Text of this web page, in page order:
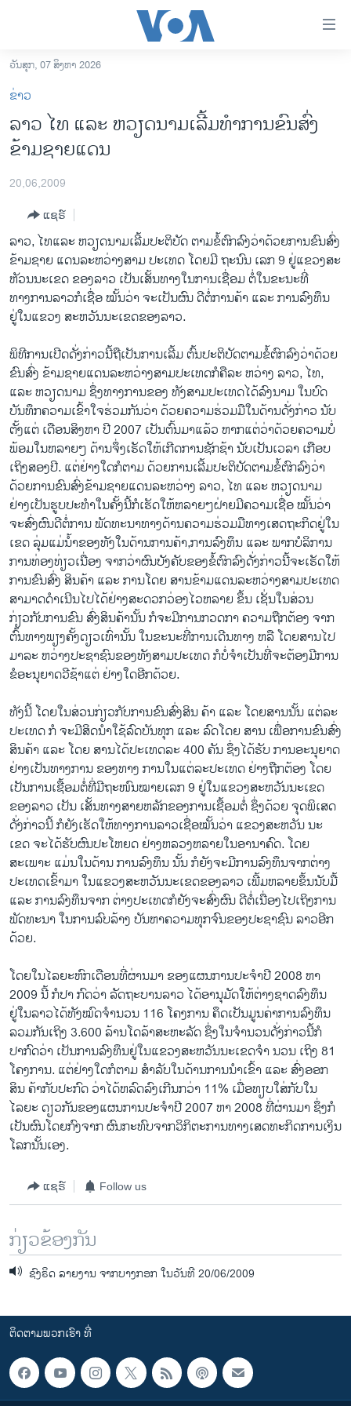
ເຂົ້າ
ຫາ
ຂ້າມ
ຂ້າມ
ຫາ
ອາເມຣິກາ
ຂ່າວ​ຈີນ
ໂລກ
ເອເຊຍ
ອິດສະຫຼະພາບດ້ານການຂ່າວ
ຊີວິດຊາວລາວ
ວິທະຍາສາດ-ເທັກໂນໂລຈີ
ທຸລະກິດ
ພາສາອັງກິດ
ວີດີໂອ
ສຽງ
ລາຍການກະຈາຍສຽງ
ລາຍງານ
ຕິດຕາມພວກເຮົາ ທີ່
ພາສາຕ່າງໆ
ວັນສຸກ, 07 ສິງຫາ 2026
ຂ່າວ
ລາວ ໄທ ແລະ ຫວຽດນາມເລີ້ມທຳການຂົນສົ່ງ
ຂ້າມຊາຍແດນ
20,06,2009
ແຊຣ໌
ລາວ, ໄທ ​ແລະ ຫວຽດນາມເລີ້ມປະຕິບັດ ຕາມຂໍ້ຕົກລົງວ່າດ້ວຍການຂົນສົ່ງ
ຂ້າມຊາຍ ແດນລະຫວ່າງສາມ ປະເທດ ໂດຍມີ ຖະນົນ ເລກ 9 ຢູ່ແຂວງສະ
ຫັວນນະເຂດ ຂອງລາວ ເປັນເສັ້ນທາງໃນການເຊື່ອມ ຕໍ່ໃນຂະນະທີ່
ທາງການລາວກໍເຊື່ອ ໝັ້ນວ່າ ຈະເປັນຜົນ ດີຕໍ່ການຄ້າ ແລະ ການລົງທຶນ
ຢູ່ໃນແຂວງ ສະຫວັນນະເຂດຂອງລາວ.
ພິທີການເປີດດັ່ງກ່າວນີ້ຖືເປັນການເລີ້ມ ຕົ້ນປະຕິບັດຕາມຂໍ້ຕົກລົງວ່າດ້ວຍ
ຂົນສົ່ງ ຂ້າມຊາຍແດນລະຫວ່າງສາມປະເທດກໍຄືລະ ຫວ່າງ ລາວ, ໄທ,
ແລະ ຫວຽດນາມ ຊຶ່ງທາງການຂອງ ທັງສາມປະເທດໄດ້ລົງນາມ ໃນບົດ
ບັນທຶກຄວາມເຂົ້າໃຈຮ່ວມກັນວ່າ ດ້ວຍຄວາມຮ່ວມມືໃນດ້ານດັ່ງກ່າວ ນັບ
ຕັ້ງແຕ່ ເດືອນສິງຫາ ປີ 2007 ເປັນຕົ້ນມາແລ້ວ ຫາກແຕ່ວ່າດ້ວຍຄວາມບໍ່
ພ້ອມໃນຫລາຍໆ ດ້ານຈຶ່ງເຮັດໃຫ້ເກີດການຊັກຊ້າ ນັບເປັນເວລາ ເກືອບ
ເຖິງສອງປີ. ແຕ່ຢ່າງໃດກໍຕາມ ດ້ວຍການເລີ້ມປະຕິບັດຕາມຂໍ້ຕົກລົງວ່າ
ດ້ວຍການຂົນສົ່ງຂ້າມຊາຍແດນລະຫວ່າງ ລາວ, ໄທ ແລະ ຫວຽດນາມ
ຢ່າງເປັນຮູບປະທຳໃນຄັ້ງນີ້ກໍເຮັດໃຫ້ຫລາຍໆຝ່າຍມີຄວາມເຊື່ອ ໝັ້ນວ່າ
ຈະສົ່ງຜົນດີຕໍ່ການ ພັດທະນາທາງດ້ານຄວາມຮ່ວມມືທາງເສດຖະກິດຢູ່ໃນ
ເຂດ ລຸ່ມແມ່ນ້ຳຂອງທັງໃນດ້ານການຄ້າ,ການລົງທຶນ ແລະ ພາກບໍລິການ
ການທ່ອງທ່ຽວເນື່ອງ ຈາກວ່າຜົນບັງຄັບຂອງຂໍ້ຕົກລົງດັ່ງກ່າວນີ້ຈະເຮັດໃຫ້
ການຂົນສົ່ງ ສິນຄ້າ ແລະ ການໂດຍ ສານຂ້າມແດນລະຫວ່າງສາມປະເທດ
ສາມາດດຳເນີນໄປໄດ້ຢ່າງສະດວກວ່ອງໄວຫລາຍ ຂຶ້ນ ເຊັ່ນໃນສ່ວນ
ກ່ຽວກັບການຂົນ ສົ່ງສິນຄ້ານັ້ນ ກໍຈະມີການກວດກາ ຄວາມຖືກຕ້ອງ ຈາກ
ຕົ້ນທາງພຽງຄັ້ງດຽວເທົ່ານັ້ນ ໃນຂະນະທີ່ການເດີນທາງ ຫລື ໂດຍສານໄປ
ມາລະ ຫວ່າງປະຊາຊົນຂອງທັງສາມປະເທດ ກໍບໍ່ຈຳເປັນທີ່ຈະຕ້ອງມີການ
ຂໍອະນຸຍາດວີຊ້າແຕ່ ຢ່າງໃດອີກດ້ວຍ.
ທັງນີ້ ໂດຍໃນສ່ວນກ່ຽວກັບການຂົນສົ່ງສິນ ຄ້າ ແລະ ໂດຍສານນັ້ນ ແຕ່ລະ
ປະເທດ ກໍ ຈະມີສິດນຳໃຊ້ລົດບັນທຸກ ແລະ ລົດໂດຍ ສານ ເພື່ອການຂົນສົ່ງ
ສິນຄ້າ ແລະ ໂດຍ ສານໄດ້ປະເທດລະ 400 ຄັນ ຊຶ່ງໄດ້ຮັບ ການອະນຸຍາດ
ຢ່າງເປັນທາງການ ຂອງທາງ ການໃນແຕ່ລະປະເທດ ຢ່າງຖືກຕ້ອງ ໂດຍ
ເປັນການເຊື້ອມຕໍ່ທີ່ມີຖະໜົນໝາຍເລກ 9​ ຢູ່ໃນແຂວງສະຫວັນນະເຂດ
ຂອງລາວ ເປັນ ເສັ້ນທາງສາຍຫລັກຂອງການເຊື້ອມຕໍ່ ຊຶ່ງດ້ວຍ ຈຸດພິເສດ
ດັ່ງກ່າວນີ້ ກໍຍັງເຮັດໃຫ້ທາງການລາວເຊື່ອໝັ້ນວ່າ ແຂວງສະຫວັນ ນະ
ເຂດ ຈະໄດ້ຮັບຜົນປະໂຫຍດ ຢ່າງຫລວງຫລາຍໃນອານາຄົດ. ໂດຍ
ສະເພາະ ແມ່ນໃນດ້ານ ການລົງທຶນ ນັ້ນ ກໍຍັງຈະມີການລົງທຶນຈາກຕ່າງ
ປະເທດເຂົ້າມາ ໃນແຂວງສະຫວັນນະເຂດຂອງລາວ ເພີ້ມຫລາຍຂຶ້ນນັບມື້
ແລະ ການລົງທຶນຈາກ ຕ່າງປະເທດກໍຍັງຈະສົ່ງຜົນ ດີຕໍ່ເນື່ອງໄປເຖິງການ
ພັດທະນາ ໃນການລົບລ້າງ ບັນຫາຄວາມທຸກຈົນຂອງປະຊາຊົນ ລາວອີກ
ດ້ວຍ.
ໂດຍໃນໄລຍະຫົກເດືອນທີ່ຜ່ານມາ ຂອງແຜນການປະຈຳປີ 2008 ຫາ
2009 ນີ້ ກໍປາ ກົດວ່າ ລັດຖະບານລາວ ໄດ້ອານຸມັດໃຫ້ຕ່າງຊາດລົງທຶນ
ຢູ່ໃນລາວໄດ້ທັງໝົດຈຳນວນ 116 ໂຄງການ ຄຶດເປັນມູນຄ່າການລົງທຶນ
ລວມກັນເຖິງ 3.600 ລ້ານໂດລ້າສະຫະລັດ ຊຶ່ງໃນຈຳນວນດັ່ງກ່າວນີ້ກໍ
ປາກົດວ່າ ເປັນການລົງທຶນຢູ່ໃນແຂວງສະຫວັນນະເຂດຈຳ ນວນ ເຖິງ 81
ໂຄງການ. ແຕ່ຢ່າງໃດກໍຕາມ ສຳລັບໃນດ້ານການນຳເຂົ້າ ແລະ ສົ່ງອອກ
ສິນ ຄ້າກັບປະກົດ ວ່າໄດ້ຫລົດລົງເກີນກວ່າ 11% ເມື່ອທຽບໃສ່ກັບໃນ
ໄລຍະ ດຽວກັນຂອງແຜນການປະຈຳປີ 2007 ຫາ 2008 ທີ່ຜ່ານມາ ຊຶ່ງກໍ
ເປັນຜົນໂດຍກົງຈາກ ຜົນກະທົບຈາກວິກິຕະການທາງເສດທະກິດການເງິນ
ໂລກນັ້ນເອງ.
ແຊຣ໌ Follow us
ກ່ຽວຂ້ອງກັນ
ຊົງຣິດ ລາຍງານ ຈາກບາງກອກ ໃນວັນທີ 20/06/2009
ຕິດຕາມພວກເຮົາ ທີ່